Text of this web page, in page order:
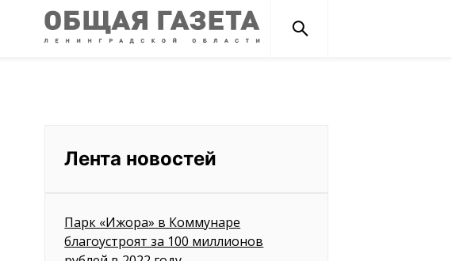
Лента новостей
Парк «Ижора» в Коммунаре
благоустроят за 100 миллионов